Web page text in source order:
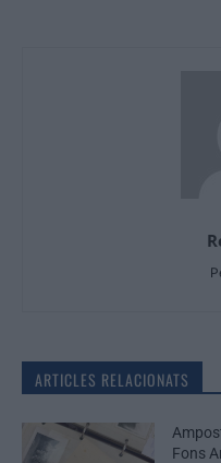
ARTICLES RELACIONATS
Fons